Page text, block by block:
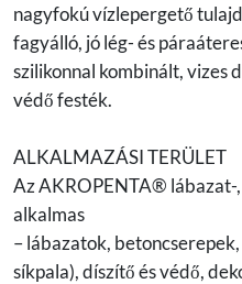
nagyfokú vízlepergető
fagyálló, jó lég- és
szilikonnal kombinált, vizes
védő festék.
ALKALMAZÁSI TERÜLET
Az AKROPENTA® lábazat-
alkalmas
– lábazatok,
síkpala), díszítő és védő,